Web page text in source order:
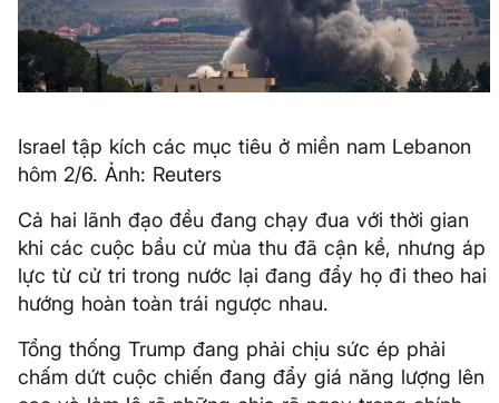
Israel tập kích các mục tiêu ở miền nam Lebanon
hôm 2/6. Ảnh: Reuters
Cả hai lãnh đạo đều đang chạy đua với thời gian
khi các cuộc bầu cử mùa thu đã cận kề, nhưng áp
lực từ cử tri trong nước lại đang đẩy họ đi theo hai
hướng hoàn toàn trái ngược nhau.
Tổng thống Trump đang phải chịu sức ép phải
chấm dứt cuộc chiến đang đẩy giá năng lượng lên